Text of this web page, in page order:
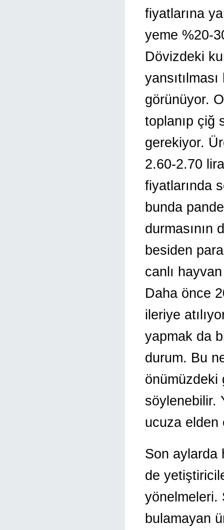
fiyatlarına
yeme %20-
Dövizdeki
görünüyor.
toplanıp çiğ
gerekiyor.
2.60-2.70
fiyatlarında
bunda
durmasının
besiden
canlı
Daha önce
ileriye
yapmak da
durum. Bu
önümüzdeki
söylenebilir.
ucuza elden
Son aylarda
de
yönelmeleri.
bulamayan